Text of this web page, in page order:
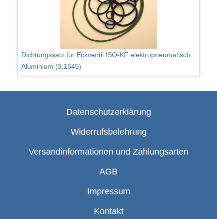
Dichtungssatz für Eckventil ISO-KF elektropneumatisch
Aluminium (3.1645)
Datenschutzerklärung
Widerrufsbelehrung
Versandinformationen und Zahlungsarten
AGB
Impressum
Kontakt